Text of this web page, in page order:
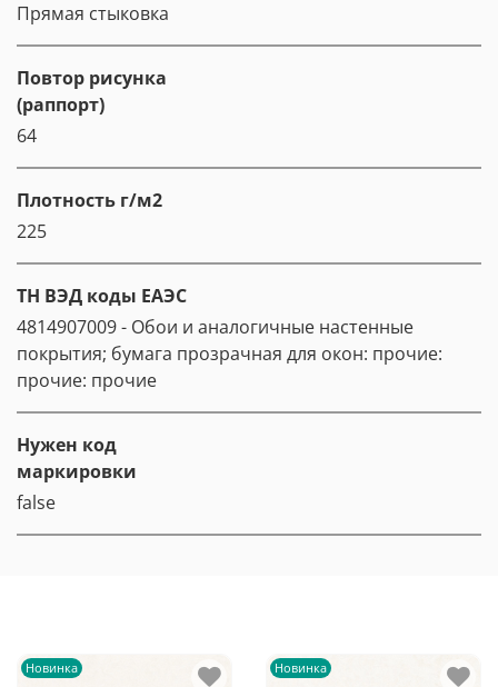
Прямая стыковка
Повтор рисунка
(раппорт)
64
Плотность г/м2
225
ТН ВЭД коды ЕАЭС
4814907009 - Обои и аналогичные настенные
покрытия; бумага прозрачная для окон: прочие:
прочие: прочие
Нужен код
маркировки
false
Новинка Новинка